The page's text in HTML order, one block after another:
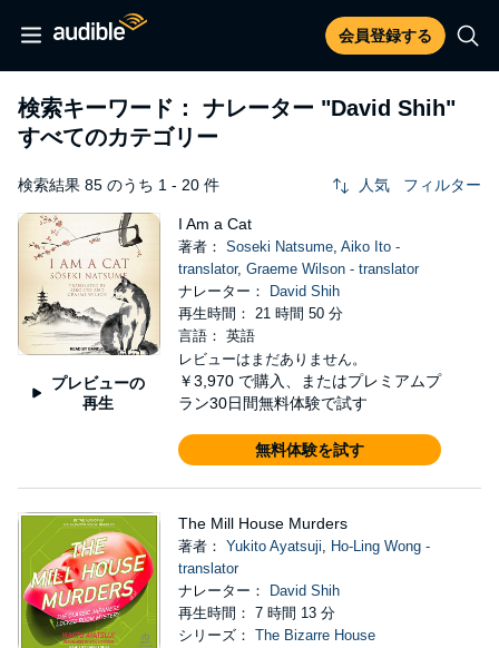
会員登録する
検索キーワード： ナレーター "David Shih"
すべてのカテゴリー
検索結果 85 のうち 1 - 20 件 人気 フィルター
プレビューの
再生
I Am a Cat
著者： Soseki Natsume, Aiko Ito -
translator, Graeme Wilson - translator
ナレーター：
David Shih
再生時間： 21 時間 50 分
言語： 英語
レビューはまだありません。
￥3,970 で購入、またはプレミアムプ
ラン30日間無料体験で試す
無料体験を試す
The Mill House Murders
著者： Yukito Ayatsuji, Ho-Ling Wong -
translator
ナレーター：
David Shih
再生時間： 7 時間 13 分
シリーズ： The Bizarre House